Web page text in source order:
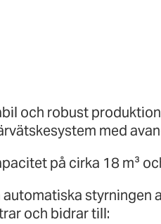
och robust
med
på cirka 18 m³
automatiska
och bidrar till: